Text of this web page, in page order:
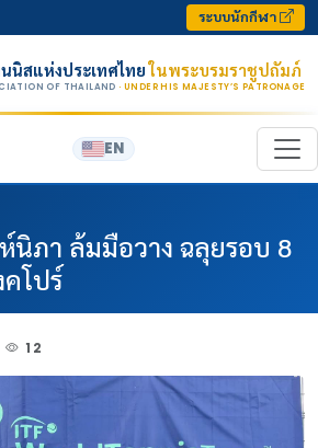
ระบบนักกีฬา
นิสแห่งประเทศไทยในพระบรมราชูปถัมภ์
OF THAILAND · UNDER HIS MAJESTY’S PATRONAGE
EN
ภา ล้มมือวาง ฉลุยรอบ 8
โปร์
12